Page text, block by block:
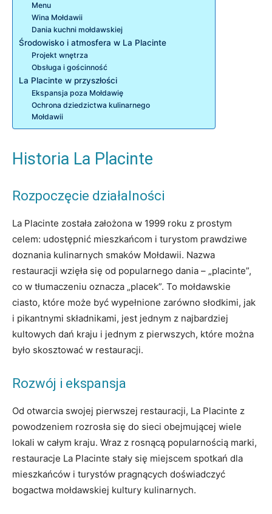
Menu
Wina Mołdawii
Dania kuchni mołdawskiej
Środowisko i atmosfera w La Placinte
Projekt wnętrza
Obsługa i gościnność
La Placinte w przyszłości
Ekspansja poza Mołdawię
Ochrona dziedzictwa kulinarnego
Mołdawii
Historia La Placinte
Rozpoczęcie działalności
La Placinte została założona w 1999 roku z prostym
celem: udostępnić mieszkańcom i turystom prawdziwe
doznania kulinarnych smaków Mołdawii. Nazwa
restauracji wzięła się od popularnego dania – „placinte”,
co w tłumaczeniu oznacza „placek”. To mołdawskie
ciasto, które może być wypełnione zarówno słodkimi, jak
i pikantnymi składnikami, jest jednym z najbardziej
kultowych dań kraju i jednym z pierwszych, które można
było skosztować w restauracji.
Rozwój i ekspansja
Od otwarcia swojej pierwszej restauracji, La Placinte z
powodzeniem rozrosła się do sieci obejmującej wiele
lokali w całym kraju. Wraz z rosnącą popularnością marki,
restauracje La Placinte stały się miejscem spotkań dla
mieszkańców i turystów pragnących doświadczyć
bogactwa mołdawskiej kultury kulinarnych.